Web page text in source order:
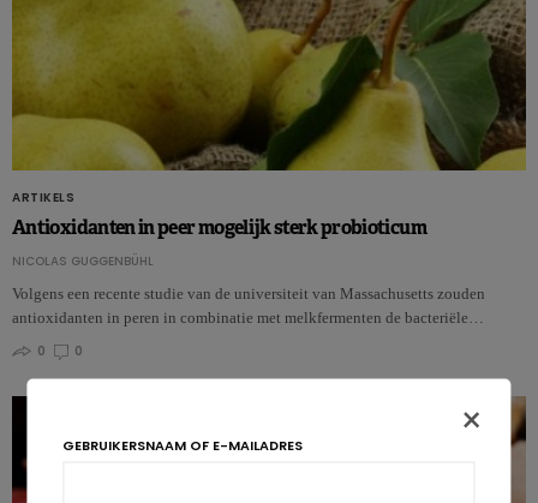
ARTIKELS
Antioxidanten in peer mogelijk sterk probioticum
NICOLAS GUGGENBÜHL
Volgens een recente studie van de universiteit van Massachusetts zouden
antioxidanten in peren in combinatie met melkfermenten de bacteriële…
0
0
×
GEBRUIKERSNAAM OF E-MAILADRES